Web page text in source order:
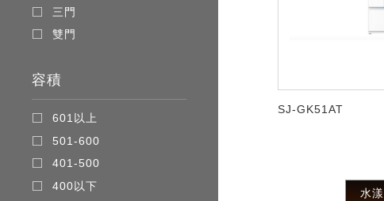
三門
雙門
容積
601以上
501-600
401-500
400以下
SJ-GK51AT
水